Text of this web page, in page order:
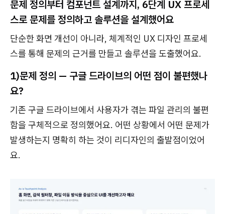
문제 정의부터 컴포넌트 설계까지, 6단계 UX 프로세
스로 문제를 정의하고 솔루션을 설계했어요
단순한 화면 개선이 아니라, 체계적인 UX 디자인 프로세
스를 통해 문제의 근거를 만들고 솔루션을 도출했어요.
1)문제 정의 — 구글 드라이브의 어떤 점이 불편했나
요?
기존 구글 드라이브에서 사용자가 겪는 파일 관리의 불편
함을 구체적으로 정의했어요. 어떤 상황에서 어떤 문제가
발생하는지 명확히 하는 것이 리디자인의 출발점이었어
요.